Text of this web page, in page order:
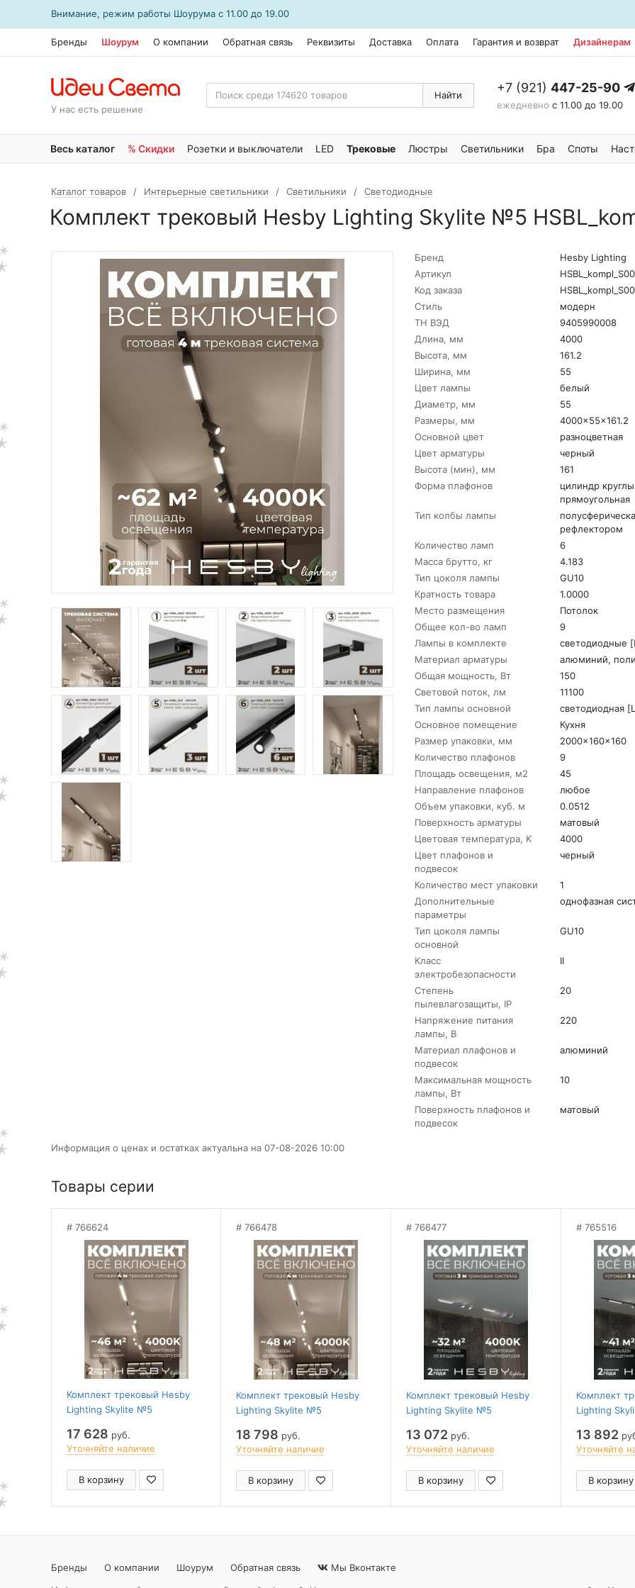
Внимание, режим работы Шоурума с 11.00 до 19.00
Бренды Шоурум О компании Обратная связь Реквизиты Доставка Оплата Гарантия и возврат Дизайнерам
У нас есть решение
Найти +7 (921) 447-25-90
ежедневно с 11.00 до 19.00
Весь каталог % Скидки Розетки и выключатели LED Трековые Люстры Светильники Бра Споты
Каталог товаров Интерьерные светильники Светильники Светодиодные
Комплект трековый Hesby Lighting Skylite №5
Бренд
Hesby Lighting
Артикул
Код заказа
Стиль
модерн
ТН ВЭД
9405990008
Длина, мм
4000
Высота, мм
161.2
Ширина, мм
55
Цвет лампы
белый
Диаметр, мм
55
Размеры, мм
4000x55x161.2
Основной цвет
разноцветная
Цвет арматуры
черный
Высота (мин), мм
161
Форма плафонов
цилиндр
прямоугольная
Тип колбы лампы
рефлектором
Количество ламп
6
Масса брутто, кг
4.183
Тип цоколя лампы
GU10
Кратность товара
1.0000
Место размещения
Потолок
Общее кол-во ламп
9
Лампы в комплекте
светодиодные
Материал арматуры
алюминий,
Общая мощность, Вт
150
Световой поток, лм
11100
Тип лампы основной
светодиодная
Основное помещение
Кухня
Размер упаковки, мм
2000x160x160
Количество плафонов
9
Площадь освещения, м2
45
Направление плафонов
любое
Объем упаковки, куб. м
0.0512
Поверхность арматуры
матовый
Цветовая температура, K
4000
Цвет плафонов и
подвесок
черный
Количество мест упаковки
1
Дополнительные
параметры
однофазная
Тип цоколя лампы
основной
GU10
Класс
электробезопасности
II
Степень
пылевлагозащиты, IP
20
Напряжение питания
лампы, В
220
Материал плафонов и
подвесок
алюминий
Максимальная мощность
лампы, Вт
10
Поверхность плафонов и
подвесок
матовый
Информация о ценах и остатках актуальна на 07-08-2026 10:00
Товары серии
766624
Комплект трековый Hesby
Lighting Skylite №5
17 628 руб.
Уточняйте наличие
В корзину
766478
Комплект трековый Hesby
Lighting Skylite №5
18 798 руб.
Уточняйте наличие
В корзину
766477
Комплект трековый Hesby
Lighting Skylite №5
13 072 руб.
Уточняйте наличие
В корзину
765516
Комплект
Lighting
13 892
Уточняйте
В корзину
Бренды О компании Шоурум Обратная связь
Мы Вконтакте